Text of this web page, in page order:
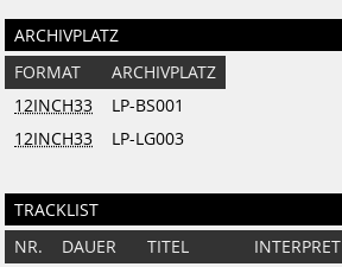
ARCHIVPLATZ
FORMAT
ARCHIVPLATZ
12INCH33
LP-BS001
12INCH33
LP-LG003
TRACKLIST
NR. DAUER TITEL INTERPRET